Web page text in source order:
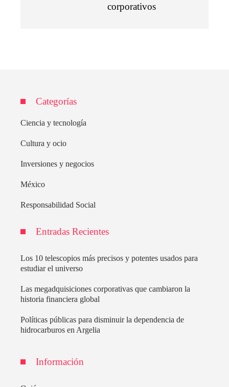
corporativos
Categorías
Ciencia y tecnología
Cultura y ocio
Inversiones y negocios
México
Responsabilidad Social
Entradas Recientes
Los 10 telescopios más precisos y potentes usados para
estudiar el universo
Las megadquisiciones corporativas que cambiaron la
historia financiera global
Políticas públicas para disminuir la dependencia de
hidrocarburos en Argelia
Información